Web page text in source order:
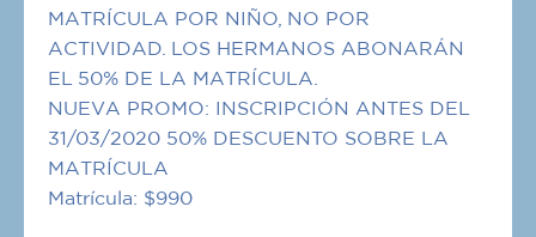
MATRÍCULA POR NIÑO, NO POR
ACTIVIDAD. LOS HERMANOS ABONARÁN
EL 50% DE LA MATRÍCULA.
NUEVA PROMO: INSCRIPCIÓN ANTES DEL
31/03/2020 50% DESCUENTO SOBRE LA
MATRÍCULA
Matrícula: $990